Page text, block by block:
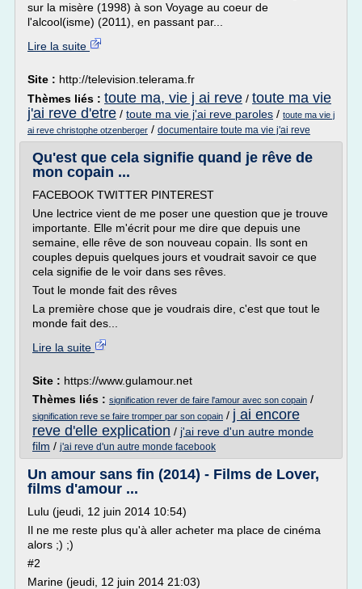
sur la misère (1998) à son Voyage au coeur de
l'alcool(isme) (2011), en passant par...
Lire la suite
Site : http://television.telerama.fr
Thèmes liés : toute ma, vie j ai reve / toute ma vie
j'ai reve d'etre / toute ma vie j'ai reve paroles / toute ma vie j
ai reve christophe otzenberger / documentaire toute ma vie j'ai reve
Qu'est que cela signifie quand je rêve de
mon copain ...
FACEBOOK TWITTER PINTEREST
Une lectrice vient de me poser une question que je trouve
importante. Elle m'écrit pour me dire que depuis une
semaine, elle rêve de son nouveau copain. Ils sont en
couples depuis quelques jours et voudrait savoir ce que
cela signifie de le voir dans ses rêves.
Tout le monde fait des rêves
La première chose que je voudrais dire, c'est que tout le
monde fait des...
Lire la suite
Site : https://www.gulamour.net
Thèmes liés : signification rever de faire l'amour avec son copain /
signification reve se faire tromper par son copain / j ai encore
reve d'elle explication / j'ai reve d'un autre monde
film / j'ai reve d'un autre monde facebook
Un amour sans fin (2014) - Films de Lover,
films d'amour ...
Lulu (jeudi, 12 juin 2014 10:54)
Il ne me reste plus qu'à aller acheter ma place de cinéma
alors ;) ;)
#2
Marine (jeudi, 12 juin 2014 21:03)